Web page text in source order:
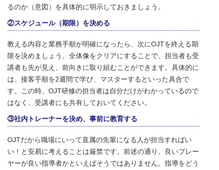
るのか（意図）を具体的に明示しておきましょう。
②スケジュール（期限）を決める
教える内容と業務手順が明確になったら、次にOJTを終える期
限を決めましょう。全体像をクリアにすることで、担当者も受
講者も先が見え、前向きに取り組むことができます。具体的に
は、接客手順を2週間で学び、マスターするといった具合で
す。この時、OJT研修の担当者は自分だけがわかっているので
はなく、受講者にも共有しておいてください。
③社内トレーナーを決め、事前に教育する
OJTだから職場にいって直属の先輩になる人が担当すればい
い！と安易に考えることは厳禁です。前述の通り、良いプレー
ヤーが良い指導者かといえばそうではありません。指導をどう